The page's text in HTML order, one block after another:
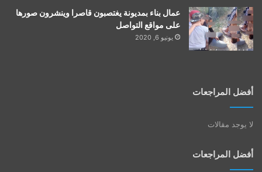
عمال بناء بمديونة يغتصبون قاصرا وينشرون صورها
على مواقع التواصل
يونيو 6, 2020
أفضل المراجعات
لا يوجد مقالات
أفضل المراجعات